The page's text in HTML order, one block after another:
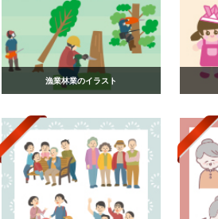
漁業林業のイラスト